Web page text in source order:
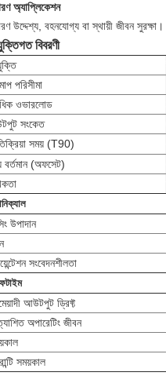
অ্যাপ্লিকেশন
উদ্দেশ্য, বহনযোগ্য বা স্থায়ী জীবন সুরক্ষা।
বিবরণী
পরিসীমা
ওভারলোড
সংকেত
সময় (T90)
বর্তমান (অফসেট)
উপাদান
সংবেদনশীলতা
আউটপুট ড্রিফ্ট
অপারেটিং জীবন
সময়কাল